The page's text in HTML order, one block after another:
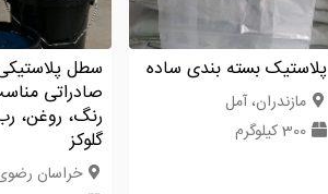
پلاستیک بسته بندی ساده
مازندران، آمل
300 کیلوگرم
سطل
صادراتی
رنگ، روغن،
گلوکز
خراسان